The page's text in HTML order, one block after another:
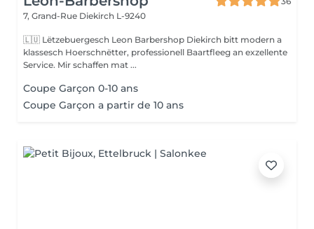
7, Grand-Rue Diekirch L-9240
🇱🇺 Lëtzebuergesch Leon Barbershop Diekirch bitt modern a
klassesch Hoerschnëtter, professionell Baartfleeg an exzellente
Service. Mir schaffen mat ...
Coupe Garçon 0-10 ans
Coupe Garçon a partir de 10 ans